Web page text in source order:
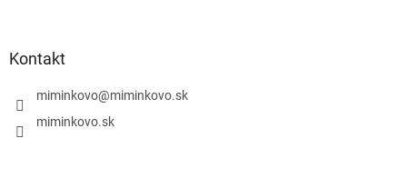
Kontakt
miminkovo@miminkovo.sk
miminkovo.sk